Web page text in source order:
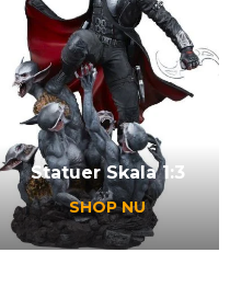
Statuer Skala 1:3
SHOP NU